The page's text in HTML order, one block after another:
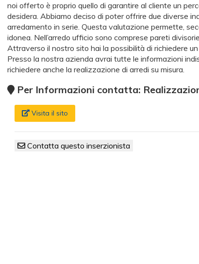
noi offerto è proprio quello di garantire al cliente un
desidera. Abbiamo deciso di poter offrire due diverse
arredamento in serie. Questa valutazione permette,
idonea. Nell’arredo ufficio sono comprese pareti
Attraverso il nostro sito hai la possibilità di richiedere
Presso la nostra azienda avrai tutte le informazioni
richiedere anche la realizzazione di arredi su misura.
Per Informazioni contatta:
Visita il sito
Contatta questo inserzionista